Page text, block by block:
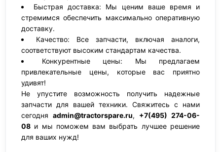
Быстрая доставка: Мы ценим ваше время и
стремимся обеспечить максимально оперативную
доставку.
Качество: Все запчасти, включая аналоги,
соответствуют высоким стандартам качества.
Конкурентные цены: Мы предлагаем
привлекательные цены, которые вас приятно
удивят!
Не упустите возможность получить надежные
запчасти для вашей техники. Свяжитесь с нами
сегодня admin@tractorspare.ru, +7(495) 274-06-
08 и мы поможем вам выбрать лучшее решение
для ваших нужд!